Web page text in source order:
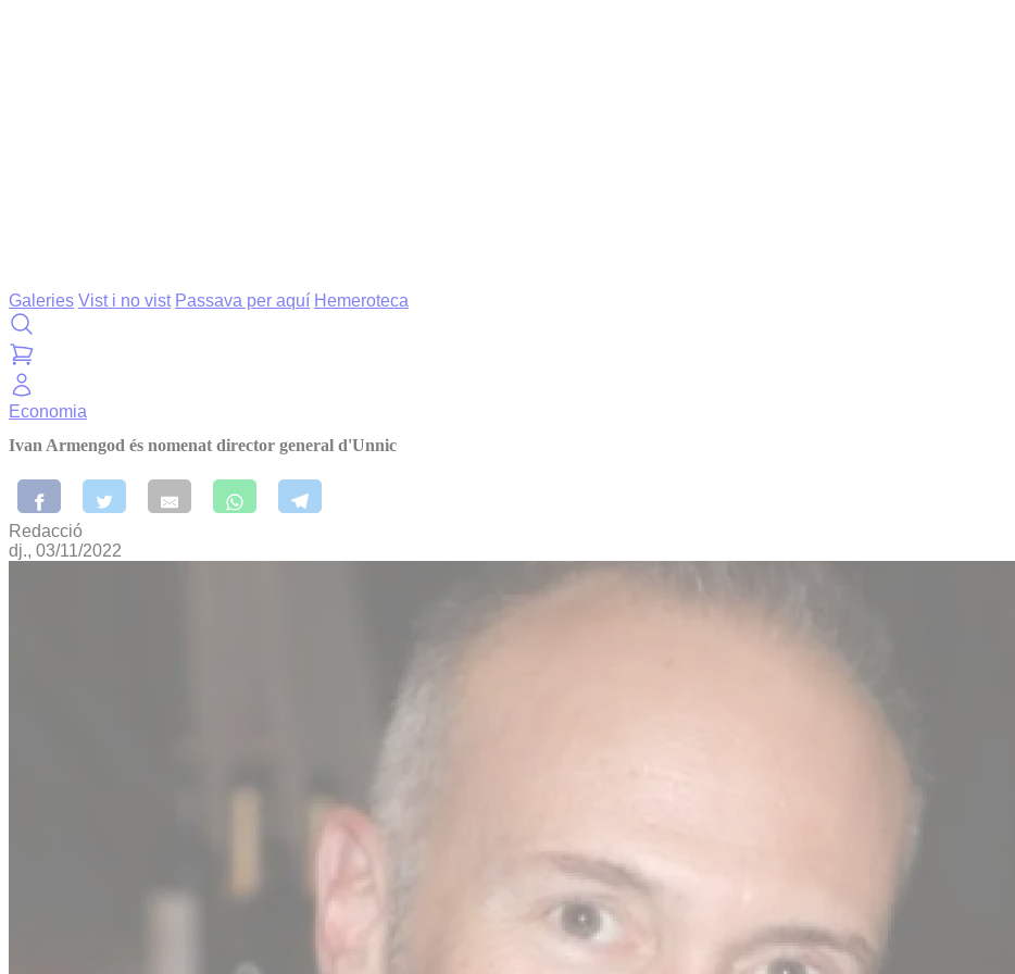
Galeries Vist i no vist Passava per aquí Hemeroteca
Economia
Ivan Armengod és nomenat director general d'Unnic
Redacció
dj., 03/11/2022